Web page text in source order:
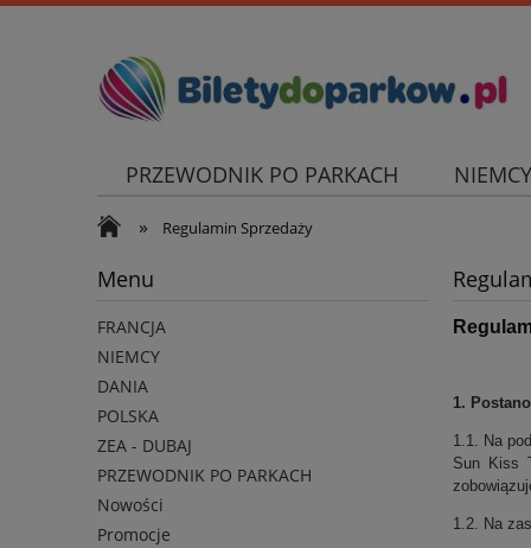
PRZEWODNIK PO PARKACH NIEMCY
» Regulamin Sprzedaży
Menu
FRANCJA
NIEMCY
DANIA
POLSKA
ZEA - DUBAJ
PRZEWODNIK PO PARKACH
Nowości
Promocje
1.
1.1. Na
Sun Kiss
1.2. Na